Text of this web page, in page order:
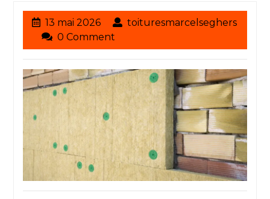
13 mai 202613
mai
2026
toituresmarcelseghers
toituresmarcelseghers
0 Comment